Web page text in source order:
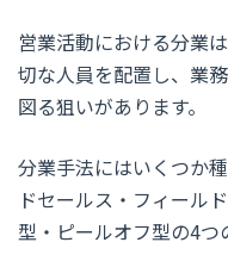
営業活動における分業
切な人員を配置し、業
図る狙いがあります。
分業手法にはいくつか
ドセールス・フィール
型・ピールオフ型の4つ